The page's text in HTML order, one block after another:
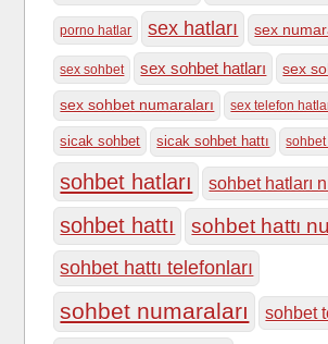
porno hatlar sex hatları sex
sex sohbet sex sohbet hatları sex
sex sohbet numaraları sex telefon
sicak sohbet sicak sohbet hattı
sohbet hatları sohbet hatları
sohbet hattı sohbet hattı
sohbet hattı telefonları
sohbet numaraları sohbet